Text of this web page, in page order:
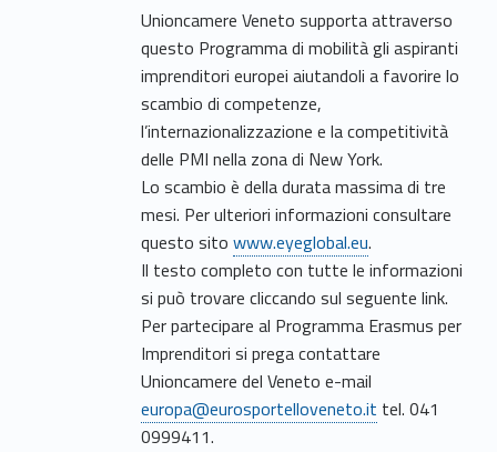
Unioncamere Veneto supporta attraverso
questo Programma di mobilità gli aspiranti
imprenditori europei aiutandoli a favorire lo
scambio di competenze,
l’internazionalizzazione e la competitività
delle PMI nella zona di New York.
Lo scambio è della durata massima di tre
mesi. Per ulteriori informazioni consultare
questo sito www.eyeglobal.eu.
Il testo completo con tutte le informazioni
si può trovare cliccando sul seguente link.
Per partecipare al Programma Erasmus per
Imprenditori si prega contattare
Unioncamere del Veneto e-mail
europa@eurosportelloveneto.it tel. 041
0999411.